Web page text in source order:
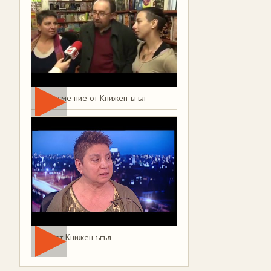
Това сме ние от Книжен ъгъл
Мая от Книжен ъгъл